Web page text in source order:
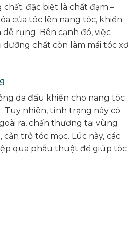
chất. đặc biệt là chất đạm –
của tóc lên nang tóc, khiến
rụng. Bên cạnh đó, việc
chất còn làm mái tóc xơ
da đầu khiến cho nang tóc
Tuy nhiên, tình trạng này có
ra, chấn thương tại vùng
trở tóc mọc. Lúc này, các
qua phẫu thuật để giúp tóc